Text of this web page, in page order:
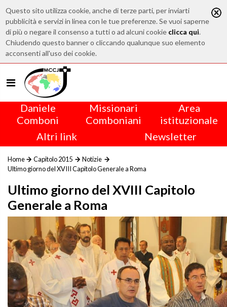
Questo sito utilizza cookie, anche di terze parti, per inviarti
pubblicità e servizi in linea con le tue preferenze. Se vuoi saperne
di più o negare il consenso a tutti o ad alcuni cookie clicca qui.
Chiudendo questo banner o cliccando qualunque suo elemento
acconsenti all'uso dei cookie.
Daniele
Comboni
Missionari
Comboniani
Area
istituzionale
Altri link
Newsletter
Home Capitolo 2015
Notizie
Ultimo giorno del XVIII Capitolo Generale a Roma
Ultimo giorno del XVIII Capitolo
Generale a Roma